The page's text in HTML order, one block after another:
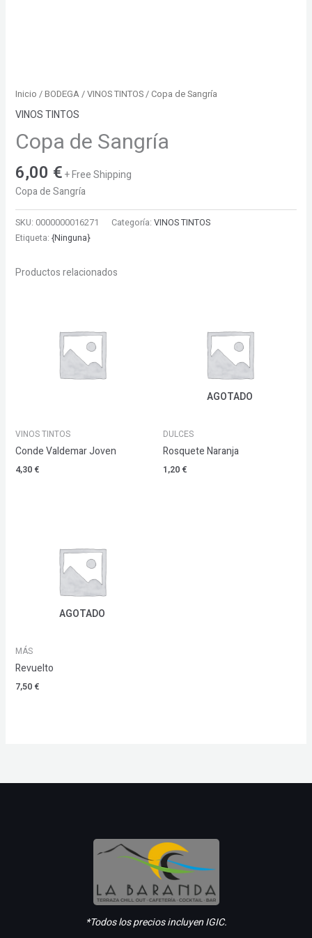
Inicio /BODEGA/VINOS TINTOS/ Copa de Sangría
VINOS TINTOS
Copa de Sangría
6,00 €+ Free Shipping
Copa de Sangría
SKU: 0000000016271 Categoría: VINOS TINTOS
Etiqueta: {Ninguna}
Productos relacionados
VINOS TINTOS
Conde Valdemar Joven
4,30 €
AGOTADO
DULCES
Rosquete Naranja
1,20 €
AGOTADO
MÁS
Revuelto
7,50 €
*Todos los precios incluyen IGIC.